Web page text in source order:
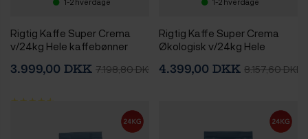
Rigtig Kaffe Super Crema
v/24kg Hele kaffebønner
3.999,00 DKK 7.198,80 DKK
Rigtig Kaffe Super Crema
Økologisk v/24kg Hele
4.399,00 DKK 8.157,60 DKK